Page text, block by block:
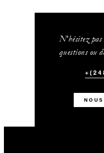
N'hésitez pas
questions ou